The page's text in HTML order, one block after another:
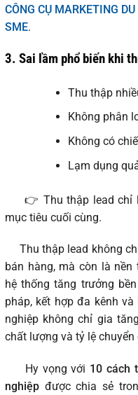
CÔNG CỤ MARKETING
SME.
3. Sai lầm phổ biến khi
Thu thập
Không phân
Không có
Lạm dụng
👉 Thu thập lead chỉ
mục tiêu cuối cùng.
Thu thập lead không
bán hàng, mà còn là
hệ thống tăng trưởng
pháp, kết hợp đa kênh
nghiệp không chỉ gia
chất lượng và tỷ lệ chuyển
Hy vọng với 10 cách
nghiệp được chia sẻ